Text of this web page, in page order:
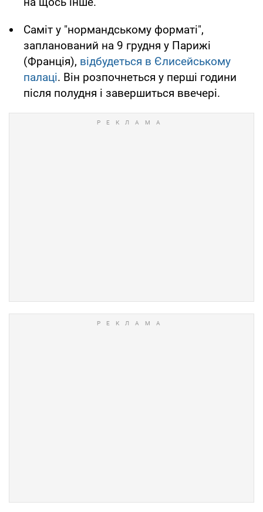
Саміт у "нормандському форматі",
запланований на 9 грудня у Парижі
(Франція), відбудеться в Єлисейському
палаці. Він розпочнеться у перші години
після полудня і завершиться ввечері.